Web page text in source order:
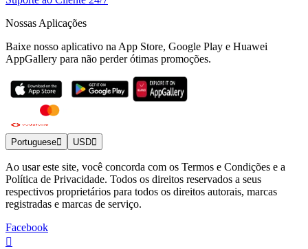
Nossas Aplicações
Baixe nosso aplicativo na App Store, Google Play e Huawei
AppGallery para não perder ótimas promoções.
Portuguese USD
Ao usar este site, você concorda com os Termos e Condições e a
Política de Privacidade. Todos os direitos reservados a seus
respectivos proprietários para todos os direitos autorais, marcas
registradas e marcas de serviço.
Facebook